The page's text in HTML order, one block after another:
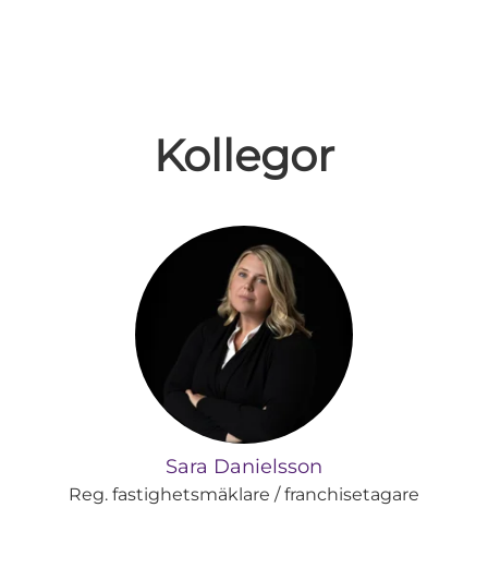
Kollegor
Sara Danielsson
Reg. fastighetsmäklare / franchisetagare